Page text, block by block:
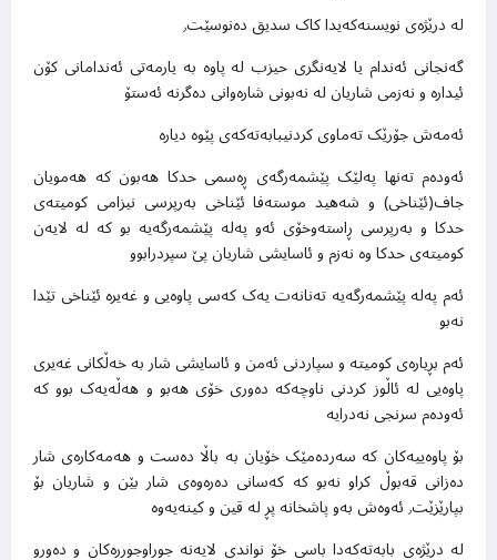
لە درێژەی نویسنەکەیدا کاک سدیق دەنوسێت٫
گەنجانی ئەندام یا لایەنگری حیزب لە پاوە بە یارمەتی ئەندامانی کۆن
ئیدارە و نەزمی شاریان لە نەبونی شارەوانی دەگرنە ئەستۆ
ئەمەش جۆرێک تەماوی کردنیبابەتەکەی پێوە دیارە
ئەودەم تەنها پەلێک پێشمەرگەی ڕەسمی حدکا هەبون کە هەمویان
جاف(ئێناخی) و شەهید موستەفا ئێناخی بەرپرسی نیزامی کومیتەی
حدکا و بەرپرسی ڕاستەوخۆی ئەو پەلە پێشمەرگەیە بو کە لە لایەن
کومیتەی حدکا وە نەزم و ئاسایشی شاریان پێ سپردرابوو
ئەم پەلە پێشمەرگەیە تەنانەت یەک کەسی پاوەیی و غەیرە ئێناخی تێدا
نەبو
ئەم بڕیارەی کومیتە و سپاردنی ئەمن و ئاسایشی شار بە خەڵکانی غەیری
پاوەیی لە ئاڵوز کردنی ناوچەکە دەوری خۆی هەبو و هەڵەیەک بوو کە
ئەودەم سرنجی نەدرایە
بۆ پاوەییەکان کە سەردەمێک خۆیان بە باڵا دەست و هەمەکارەی شار
دەزانی قەبوڵ کراو نەبو کە کەسانی دەرەوەی شار بێن و شاریان بۆ
بپارێزێت٫ ئەوەش بەو پاشخانە پڕ لە قین و کینەیەوە
لە درێژەی بابەتەکەدا باسی خۆ نواندی لایەنە جوراوجوررەکان و دەورو